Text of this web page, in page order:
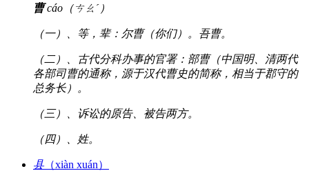
曹cáo（ㄘㄠˊ）
（一）、等，辈：尔曹（你们）。吾曹。
（二）、古代分科办事的官署：部曹（中国明、清两代
各部司曹的通称，源于汉代曹史的简称，相当于郡守的
总务长）。
（三）、诉讼的原告、被告两方。
（四）、姓。
县（xiàn xuán）